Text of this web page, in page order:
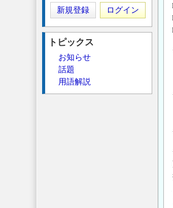
新規登録 ログイン
トピックス
お知らせ
話題
用語解説